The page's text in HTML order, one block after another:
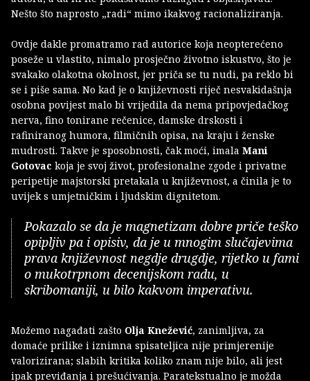
Nešto što naprosto „radi“ mimo ikakvog racionaliziranja.
Ovdje dakle promatramo rad autorice koja neopterećeno
poseže u vlastito, nimalo prosječno životno iskustvo, što je
svakako olakotna okolnost, jer priča se tu nudi, pa reklo bi
se i piše sama. No kad je o književnosti riječ nesvakidašnja
osobna povijest malo bi vrijedila da nema pripovjedačkog
nerva, fino tonirane rečenice, damske drskosti i
rafiniranog humora, filmičnih opisa, na kraju i ženske
mudrosti. Takve je sposobnosti, čak moći, imala Mani
Gotovac koja je svoj život, profesionalne zgode i privatne
peripetije majstorski pretakala u književnost, a činila je to
uvijek s umjetničkim i ljudskim dignitetom.
Pokazalo se da je magnetizam dobre priče teško
opipljiv pa i opisiv, da je u mnogim slučajevima
prava književnost negdje drugdje, rijetko u fami
o mukotrpnom decenijskom radu, u
skribomaniji, u bilo kakvom imperativu.
Možemo nagađati zašto Olja Knežević, zanimljiva, za
domaće prilike i iznimna spisateljica nije primjerenije
valorizirana; slabih kritika koliko znam nije bilo, ali jest
ipak previđanja i prešućivanja. Paratekstualno je možda